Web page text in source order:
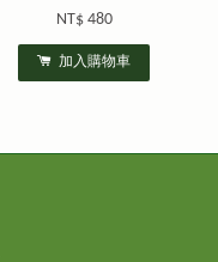
NT$ 480
加入購物車